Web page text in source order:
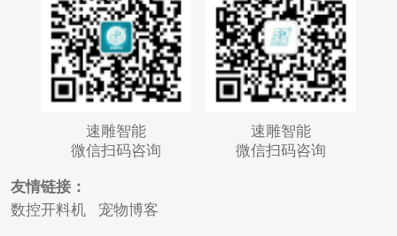
速雕智能
微信扫码咨询
速雕智能
微信扫码咨询
友情链接：
数控开料机
宠物博客